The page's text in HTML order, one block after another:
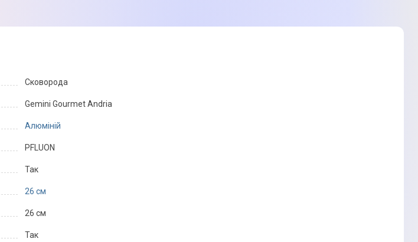
Сковорода
Gemini Gourmet Andria
Алюміній
PFLUON
Так
26 см
26 см
Так